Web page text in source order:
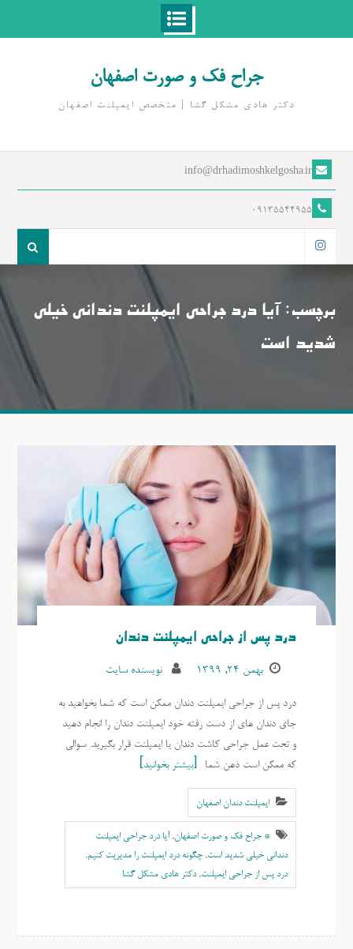
جراح فک و صورت اصفهان
دکتر هادی مشکل گشا | متخصص ايمپلنت اصفهان
info@drhadimoshkelgosha.ir
09135544955
برچسب: آیا درد جراحی ایمپلنت دندانی خیلی
شدید است
درد پس از جراحی ایمپلنت دندان
بهمن ۲۴, ۱۳۹۹ نویسنده سایت
درد پس از جراحی ایمپلنت دندان ممکن است که شما بخواهید به
جای دندان های از دست رفته خود ایمپلنت دندان را انجام دهید
و تحت عمل جراحی کاشت دندان یا ایمپلنت قرار بگیرید. سوالی
که ممکن است ذهن شما
بیشتر بخوانید
ایمپلنت دندان اصفهان
* جراح فک و صورت اصفهان, آیا درد جراحی ایمپلنت
دندانی خیلی شدید است, چگونه درد ایمپلنت را مدیریت کنیم,
درد پس از جراحی ایمپلنت,دکتر هادی مشکل گشا